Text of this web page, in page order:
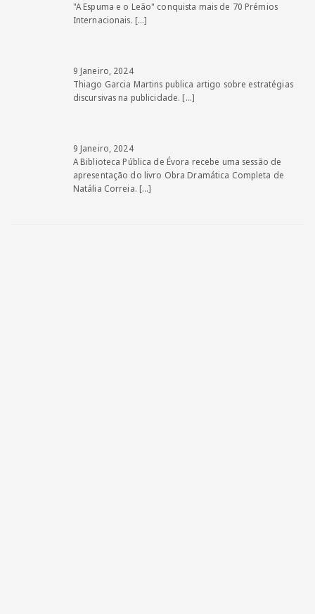
"A Espuma e o Leão" conquista mais de 70 Prémios
Internacionais. […]
9 Janeiro, 2024
Thiago Garcia Martins publica artigo sobre estratégias
discursivas na publicidade. […]
9 Janeiro, 2024
A Biblioteca Pública de Évora recebe uma sessão de
apresentação do livro Obra Dramática Completa de
Natália Correia. […]